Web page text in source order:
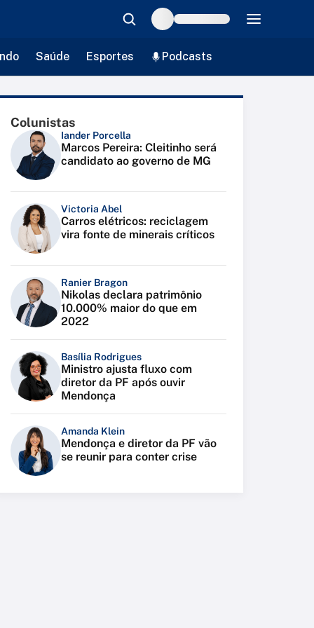
Saúde Esportes Podcasts
Colunistas
Iander Porcella
Marcos Pereira: Cleitinho será
candidato ao governo de MG
Victoria Abel
Carros elétricos: reciclagem
vira fonte de minerais críticos
Ranier Bragon
Nikolas declara patrimônio
10.000% maior do que em
2022
Basília Rodrigues
Ministro ajusta fluxo com
diretor da PF após ouvir
Mendonça
Amanda Klein
Mendonça e diretor da PF vão
se reunir para conter crise